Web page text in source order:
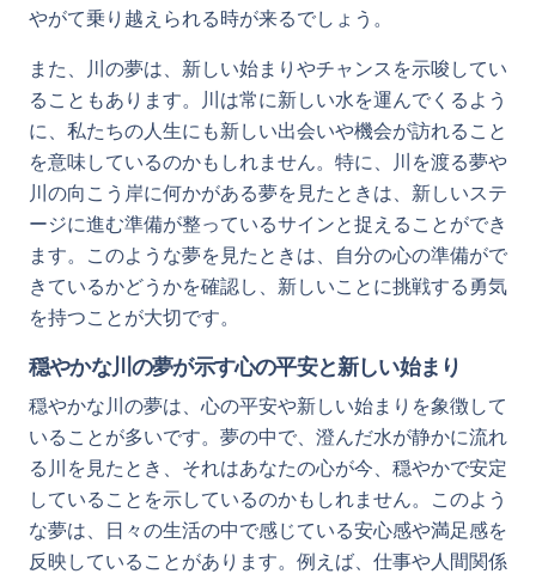
やがて乗り越えられる時が来るでしょう。
また、川の夢は、新しい始まりやチャンスを示唆してい
ることもあります。川は常に新しい水を運んでくるよう
に、私たちの人生にも新しい出会いや機会が訪れること
を意味しているのかもしれません。特に、川を渡る夢や
川の向こう岸に何かがある夢を見たときは、新しいステ
ージに進む準備が整っているサインと捉えることができ
ます。このような夢を見たときは、自分の心の準備がで
きているかどうかを確認し、新しいことに挑戦する勇気
を持つことが大切です。
穏やかな川の夢が示す心の平安と新しい始まり
穏やかな川の夢は、心の平安や新しい始まりを象徴して
いることが多いです。夢の中で、澄んだ水が静かに流れ
る川を見たとき、それはあなたの心が今、穏やかで安定
していることを示しているのかもしれません。このよう
な夢は、日々の生活の中で感じている安心感や満足感を
反映していることがあります。例えば、仕事や人間関係